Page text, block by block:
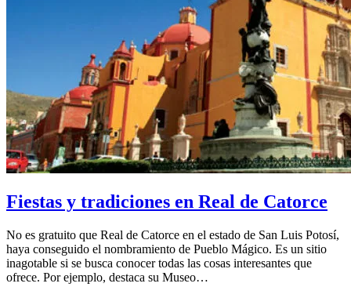
Fiestas y tradiciones en Real de Catorce
No es gratuito que Real de Catorce en el estado de San Luis Potosí,
haya conseguido el nombramiento de Pueblo Mágico. Es un sitio
inagotable si se busca conocer todas las cosas interesantes que
ofrece. Por ejemplo, destaca su Museo…